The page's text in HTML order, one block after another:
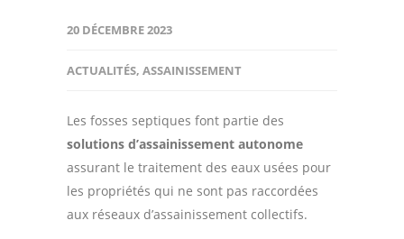
20 DÉCEMBRE 2023
ACTUALITÉS, ASSAINISSEMENT
Les fosses septiques font partie des
solutions d’assainissement autonome
assurant le traitement des eaux usées pour
les propriétés qui ne sont pas raccordées
aux réseaux d’assainissement collectifs.